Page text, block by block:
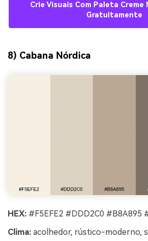
Crie Visuais Com Paleta Creme
Gratuitamente
8) Cabana Nórdica
HEX: #F5EFE2 #DDD2C0 #B8A895
Clima: acolhedor, rústico-moderno,